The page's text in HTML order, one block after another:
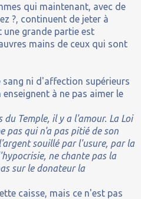
qui maintenant, avec de
?, continuent de jeter à
grande partie est
mains de ceux qui sont
ni d'affection supérieurs
à ne pas aimer le
Temple, il y a l'amour. La Loi
pas qui n'a pas pitié de son
souillé par l'usure, par la
ne chante pas la
sur le donateur la
caisse, mais ce n'est pas